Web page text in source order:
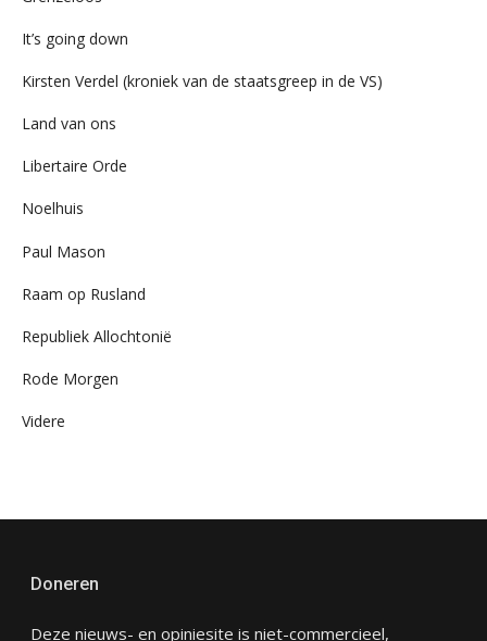
It’s going down
Kirsten Verdel (kroniek van de staatsgreep in de VS)
Land van ons
Libertaire Orde
Noelhuis
Paul Mason
Raam op Rusland
Republiek Allochtonië
Rode Morgen
Videre
Doneren
Deze nieuws- en opiniesite is niet-commercieel,